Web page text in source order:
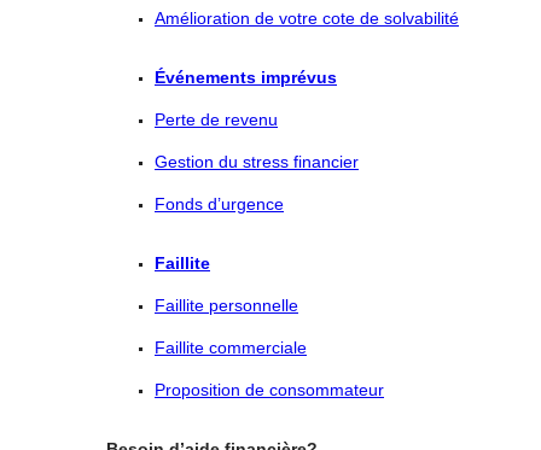
Amélioration de votre cote de solvabilité
Événements imprévus
Perte de revenu
Gestion du stress financier
Fonds d’urgence
Faillite
Faillite personnelle
Faillite commerciale
Proposition de consommateur